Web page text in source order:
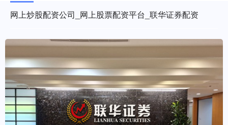
网上炒股配资公司_网上股票配资平台_联华证券配资